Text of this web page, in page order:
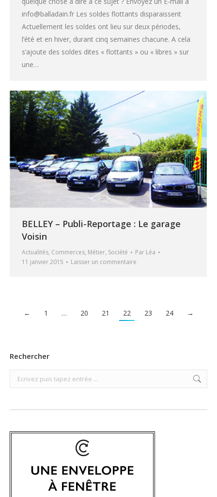
info@balladain.fr Les soldes flottants disparaissent
Actuellement les soldes ont lieu sur deux périodes,
l’été et en hiver, durant cinq semaines chacune. A cela
s’ajoute des soldes dites « flottants » ou « libres » sur
une…
BELLEY – Publi-Reportage : Le garage
Voisin
Actualités, Commerces, Métier, Société Par Léa
11 janvier 2015
Laisser un commentaire
← 1 … 20 21 22 23 24 →
Rechercher
Search: